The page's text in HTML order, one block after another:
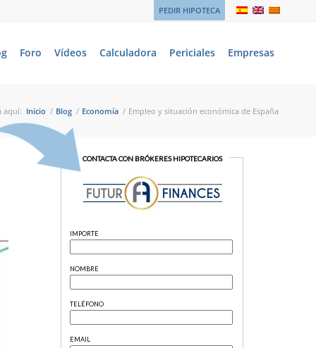
PEDIR HIPOTECA
Foro Vídeos Calculadora Periciales Empresas
aquí: Inicio / Blog / Economía / Empleo y situación económica de España